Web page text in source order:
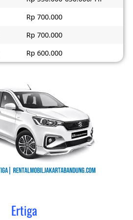
Rp 700.000
Rp 700.000
Rp 600.000
Ertiga